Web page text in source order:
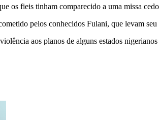
os fieis tinham comparecido a uma missa
pelos conhecidos Fulani, que levam
aos planos de alguns estados